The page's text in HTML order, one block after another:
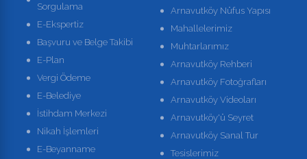
Sorgulama
E-Ekspertiz
Başvuru ve Belge Takibi
E-Plan
Vergi Ödeme
E-Belediye
İstihdam Merkezi
Nikah İşlemleri
E-Beyanname
Arnavutköy Nüfus Yapısı
Mahallelerimiz
Muhtarlarımız
Arnavutköy Rehberi
Arnavutköy Fotoğrafları
Arnavutköy Videoları
Arnavutköy'ü Seyret
Arnavutköy Sanal Tur
Tesislerimiz